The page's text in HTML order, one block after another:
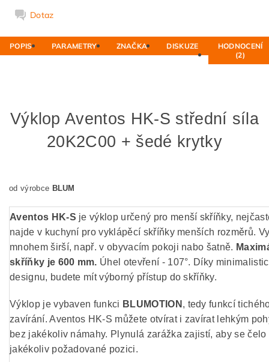
Dotaz
POPIS PARAMETRY ZNAČKA DISKUZE
HODNOCENÍ
(2)
Výklop Aventos HK-S střední síla
20K2C00 + šedé krytky
od výrobce BLUM
Aventos HK-S je výklop určený pro menší skříňky,
najde v kuchyní pro vyklápěcí skříňky menších rozměrů.
mnohem širší, např. v obyvacím pokoji nabo šatně.
skříňky je 600 mm. Úhel otevření - 107°. Díky
designu, budete mít výborný přístup do skříňky.
Výklop je vybaven funkci BLUMOTION , tedy funkcí
zavírání. Aventos HK-S můžete otvírat i zavírat lehkým
bez jakékoliv námahy. Plynulá zarážka zajistí, aby se
jakékoliv požadované pozici.